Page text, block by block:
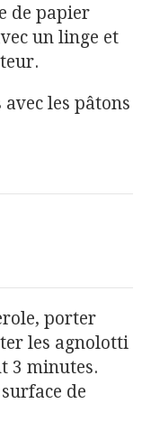
de papier
un linge et
les pâtons
porter
les agnolotti
3 minutes.
de